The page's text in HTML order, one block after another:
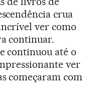
crua
ver como
continuar.
continuou até o
ver
começaram com